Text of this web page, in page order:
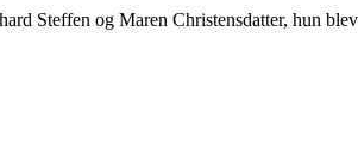
Steffen og Maren Christensdatter, hun